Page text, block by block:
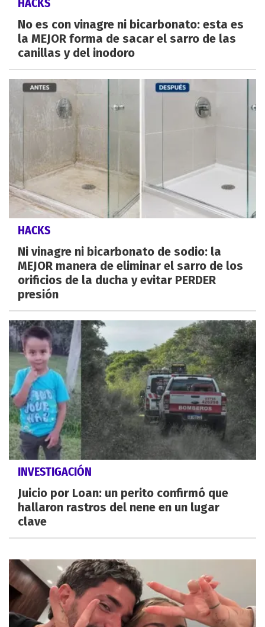
HACKS
No es con vinagre ni bicarbonato: esta es
la MEJOR forma de sacar el sarro de las
canillas y del inodoro
HACKS
Ni vinagre ni bicarbonato de sodio: la
MEJOR manera de eliminar el sarro de los
orificios de la ducha y evitar PERDER
presión
INVESTIGACIÓN
Juicio por Loan: un perito confirmó que
hallaron rastros del nene en un lugar
clave